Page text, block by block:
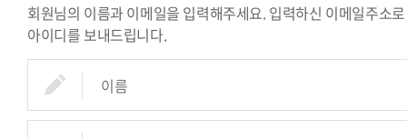
회원님의 이름과 이메일을 입력해주세요. 입력하신 이메일주소로
아이디를 보내드립니다.